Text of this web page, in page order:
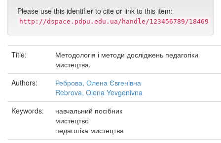
Please use this identifier to cite or link to this item:
http://dspace.pdpu.edu.ua/handle/123456789/18469
Title:
Методологія і методи досліджень педагогіки
мистецтва.
Authors:
Реброва, Олена Євгенівна
Rebrova, Olena Yevgenivna
Keywords:
навчальний посібник
мистецтво
педагогіка мистецтва